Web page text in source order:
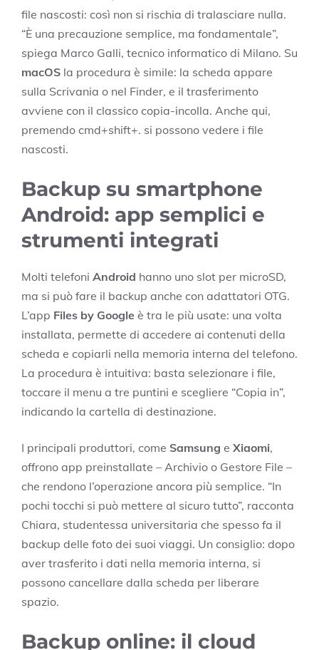
file nascosti: così non si rischia di tralasciare nulla.
“È una precauzione semplice, ma fondamentale”,
spiega Marco Galli, tecnico informatico di Milano. Su
macOS la procedura è simile: la scheda appare
sulla Scrivania o nel Finder, e il trasferimento
avviene con il classico copia-incolla. Anche qui,
premendo cmd+shift+. si possono vedere i file
nascosti.
Backup su smartphone
Android: app semplici e
strumenti integrati
Molti telefoni Android hanno uno slot per microSD,
ma si può fare il backup anche con adattatori OTG.
L’app Files by Google è tra le più usate: una volta
installata, permette di accedere ai contenuti della
scheda e copiarli nella memoria interna del telefono.
La procedura è intuitiva: basta selezionare i file,
toccare il menu a tre puntini e scegliere “Copia in”,
indicando la cartella di destinazione.
I principali produttori, come Samsung e Xiaomi,
offrono app preinstallate – Archivio o Gestore File –
che rendono l’operazione ancora più semplice. “In
pochi tocchi si può mettere al sicuro tutto”, racconta
Chiara, studentessa universitaria che spesso fa il
backup delle foto dei suoi viaggi. Un consiglio: dopo
aver trasferito i dati nella memoria interna, si
possono cancellare dalla scheda per liberare
spazio.
Backup online: il cloud